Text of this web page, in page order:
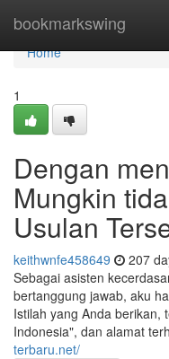
bookmarkswing
Home
Home
1
Dengan
Mungkin
Usulan
keithwnfe458649 207
Sebagai asisten
bertanggung jawab, aku
Istilah yang Anda berikan,
Indonesia", dan alamat
terbaru.net/